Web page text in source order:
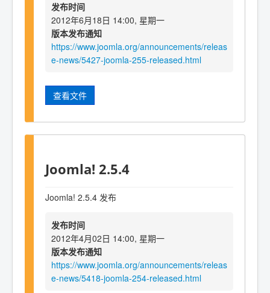
发布时间
2012年6月18日 14:00, 星期一
版本发布通知
https://www.joomla.org/announcements/releas
e-news/5427-joomla-255-released.html
查看文件
Joomla! 2.5.4
Joomla! 2.5.4 发布
发布时间
2012年4月02日 14:00, 星期一
版本发布通知
https://www.joomla.org/announcements/releas
e-news/5418-joomla-254-released.html